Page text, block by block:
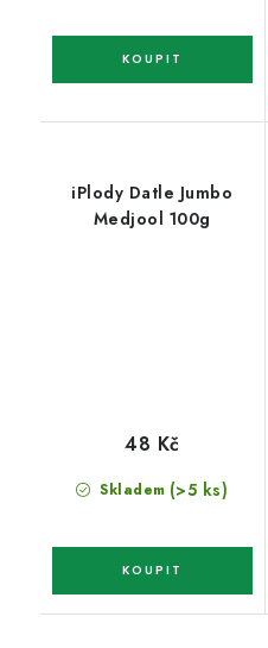
iPlody Datle Jumbo
Medjool 100g
Skladem (>5 ks)
48 Kč